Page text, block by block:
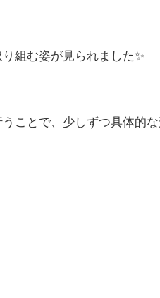
組む姿が見られました✨
ことで、少しずつ具体的